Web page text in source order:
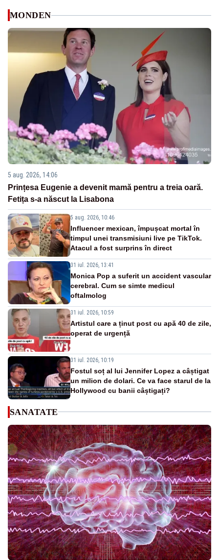
MONDEN
5 aug. 2026, 14:06
Prințesa Eugenie a devenit mamă pentru a treia oară.
Fetița s-a născut la Lisabona
5 aug. 2026, 10:46
Influencer mexican, împușcat mortal în
timpul unei transmisiuni live pe TikTok.
Atacul a fost surprins în direct
31 iul. 2026, 13:41
Monica Pop a suferit un accident vascular
cerebral. Cum se simte medicul
oftalmolog
31 iul. 2026, 10:59
Artistul care a ținut post cu apă 40 de zile,
operat de urgență
31 iul. 2026, 10:19
Fostul soț al lui Jennifer Lopez a câștigat
un milion de dolari. Ce va face starul de la
Hollywood cu banii câștigați?
SANATATE